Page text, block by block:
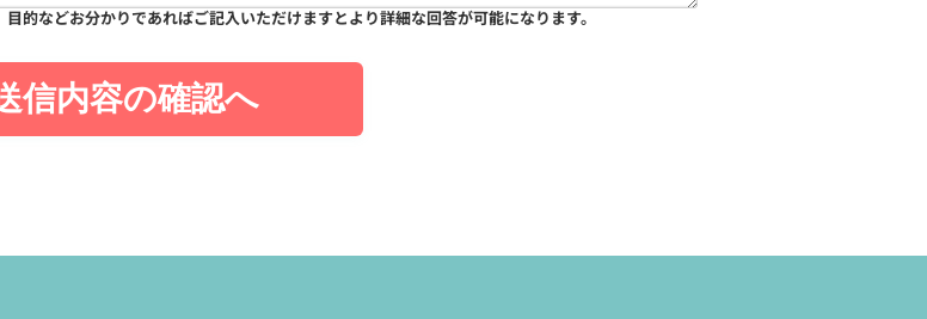
的などお分かりであればご記入いただけますとより詳細な回答が可能になります。
信内容の確認へ